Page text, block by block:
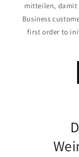
mitteilen, damit
Business
first order to